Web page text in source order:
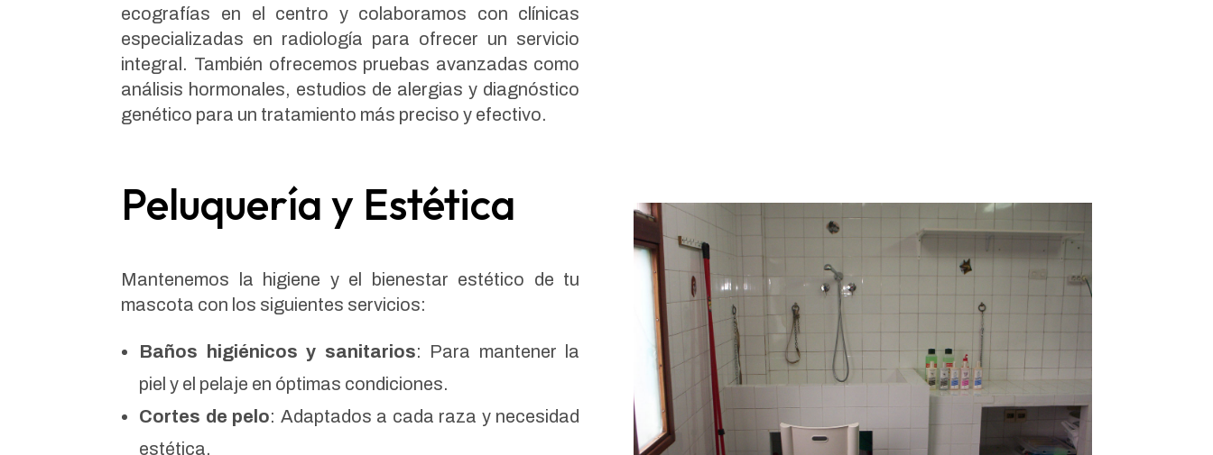
ecografías en el centro y colaboramos con clínicas
especializadas en radiología para ofrecer un servicio
integral. También ofrecemos pruebas avanzadas como
análisis hormonales, estudios de alergias y diagnóstico
genético para un tratamiento más preciso y efectivo.
Peluquería y Estética
Mantenemos la higiene y el bienestar estético de tu
mascota con los siguientes servicios:
Baños higiénicos y sanitarios: Para mantener la
piel y el pelaje en óptimas condiciones.
Cortes de pelo: Adaptados a cada raza y necesidad
estética.